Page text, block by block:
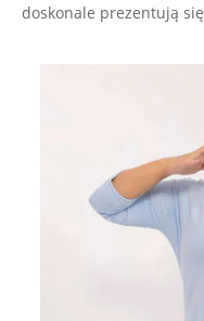
doskonale prezentują się